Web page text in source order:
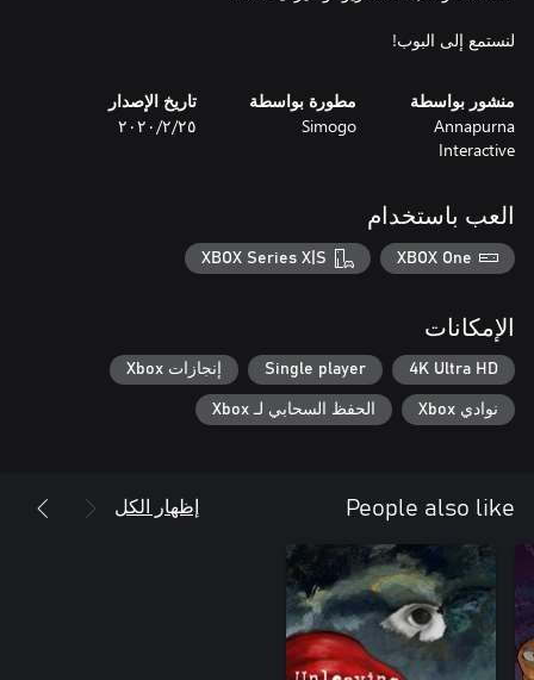
لنستمع إلى البوب!
منشور بواسطة
Annapurna
Interactive
مطورة بواسطة
Simogo
تاريخ الإصدار
٢٥‏/٢‏/٢٠٢٠
العب باستخدام
XBOX One
XBOX Series X|S
الإمكانات
4K Ultra HD
Single player إنجازات Xbox
نوادي Xbox الحفظ السحابي لـ Xbox
People also like إظهار الكل